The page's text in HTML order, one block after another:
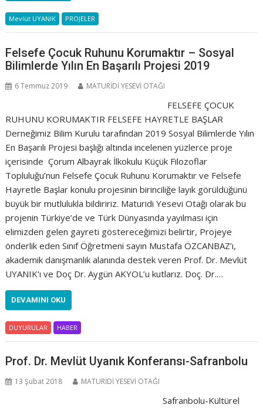
Mevlüt UYANIK PROJELER
Felsefe Çocuk Ruhunu Korumaktır – Sosyal
Bilimlerde Yılın En Başarılı Projesi 2019
6 Temmuz 2019 MATURİDİ YESEVİ OTAĞI
FELSEFE ÇOCUK
RUHUNU KORUMAKTIR FELSEFE HAYRETLE BAŞLAR
Derneğimiz Bilim Kurulu tarafından 2019 Sosyal Bilimlerde Yılın
En Başarılı Projesi başlığı altında incelenen yüzlerce proje
içerisinde Çorum Albayrak İlkokulu Küçük Filozoflar
Topluluğu’nun Felsefe Çocuk Ruhunu Korumaktır ve Felsefe
Hayretle Başlar konulu projesinin birinciliğe layık görüldüğünü
büyük bir mutlulukla bildiririz. Maturidi Yesevi Otağı olarak bu
projenin Türkiye’de ve Türk Dünyasında yayılması için
elimizden gelen gayreti göstereceğimizi belirtir, Projeye
önderlik eden Sınıf Öğretmeni sayın Mustafa ÖZCANBAZ’ı,
akademik danışmanlık alanında destek veren Prof. Dr. Mevlüt
UYANIK‘ı ve Doç Dr. Aygün AKYOL’u kutlarız. Doç. Dr.…
DEVAMINI OKU
DUYURULAR HABER
Prof. Dr. Mevlüt Uyanık Konferansı-Safranbolu
13 Şubat 2018 MATURİDİ YESEVİ OTAĞI
Safranbolu-Kültürel